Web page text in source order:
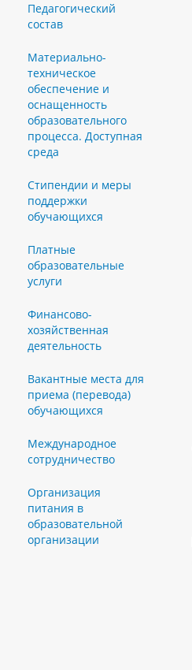
Педагогический
состав
Материально-
техническое
обеспечение и
оснащенность
образовательного
процесса. Доступная
среда
Стипендии и меры
поддержки
обучающихся
Платные
образовательные
услуги
Финансово-
хозяйственная
деятельность
Вакантные места для
приема (перевода)
обучающихся
Международное
сотрудничество
Организация
питания в
образовательной
организации